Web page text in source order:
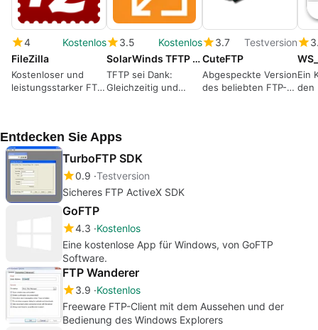
4
Kostenlos
FileZilla
Kostenloser und
leistungsstarker FTP-
3.5
Kostenlos
SolarWinds TFTP Server
TFTP sei Dank:
Gleichzeitig und
3.7
Testversion
CuteFTP
Abgespeckte Version
des beliebten FTP-
Ein
den
Entdecken Sie Apps
TurboFTP SDK
0.9 Testversion
Sicheres FTP ActiveX SDK
GoFTP
4.3 Kostenlos
Eine kostenlose App für Windows, von GoFTP
Software.
FTP Wanderer
3.9 Kostenlos
Freeware FTP-Client mit dem Aussehen und der
Bedienung des Windows Explorers